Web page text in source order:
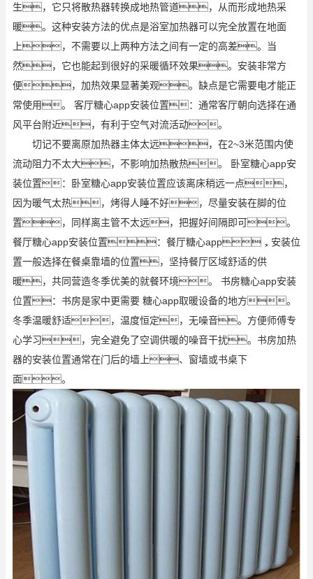
生，它只将散热器转换成地热管道，从而形成地热采
暖。这种安装方法的优点是浴室加热器可以完全放置在地面
上，不需要以上两种方法之间有一定的高差。当
然，它也能起到很好的采暖循环效果。安装非常方
便，加热效果显著美观。缺点是它需要电才能正
常使用。 客厅糖心app安装位置：通常客厅朝向选择在通
风平台附近，有利于空气对流活动。
切记不要离原加热器主体太远，在2~3米范围内使
流动阻力不太大，不影响加热散热。 卧室糖心app安
装位置：卧室糖心app安装位置应该离床稍远一点，
因为暖气太热，烤得人睡不好，尽量安装在脚的位
置，同样离主管不太远，把握好间隔即可。
餐厅糖心app安装位置：餐厅糖心app，安装位
置一般选择在餐桌靠墙的位置，坚持餐厅区域舒适的供
暖，共同营造冬季优美的就餐环境。 书房糖心app安装
位置：书房是家中更需要 糖心app取暖设备的地方。
冬季温暖舒适，温度恒定，无噪音。方便师傅专
心学习，完全避免了空调供暖的噪音干扰。书房加热
器的安装位置通常在门后的墙上、窗墙或书桌下
面。